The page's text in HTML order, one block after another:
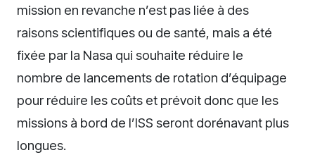
mission en revanche n’est pas liée à des
raisons scientifiques ou de santé, mais a été
fixée par la Nasa qui souhaite réduire le
nombre de lancements de rotation d’équipage
pour réduire les coûts et prévoit donc que les
missions à bord de l’ISS seront dorénavant plus
longues.